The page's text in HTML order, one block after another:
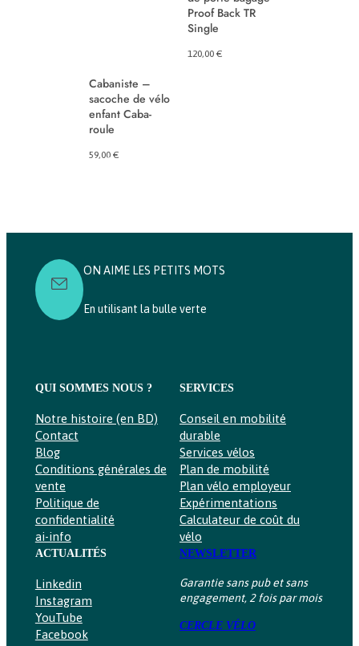
Cabaniste –
sacoche de vélo
enfant Caba-
roule
59,00€
Proof Back TR
Single
120,00€
ON AIME LES PETITS MOTS
En utilisant la bulle verte
QUI SOMMES NOUS ?
Notre histoire (en BD)
Contact
Blog
Conditions générales de
vente
Politique de
confidentialité
ai-info
SERVICES
Conseil en mobilité
durable
Services vélos
Plan de mobilité
Plan vélo employeur
Expérimentations
Calculateur de coût du
vélo
ACTUALITÉS
Linkedin
Instagram
YouTube
Facebook
NEWSLETTER
Garantie sans pub et sans
engagement, 2 fois par mois
CERCLE VÉLO